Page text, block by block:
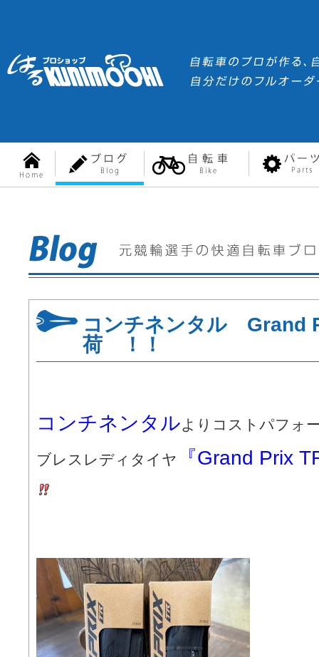
コンチネンタル Grand
荷 ！！
コンチネンタルよりコストパフォ
ブレスレディタイヤ 『Grand Prix